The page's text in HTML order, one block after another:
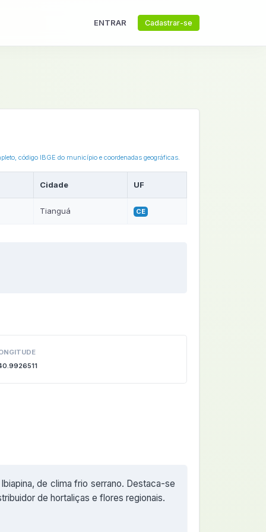
ENTRAR Cadastrar-se
código IBGE do município e coordenadas geográficas.
Cidade UF
Tianguá CE
de clima frio serrano. Destaca-se
de hortaliças e flores regionais.